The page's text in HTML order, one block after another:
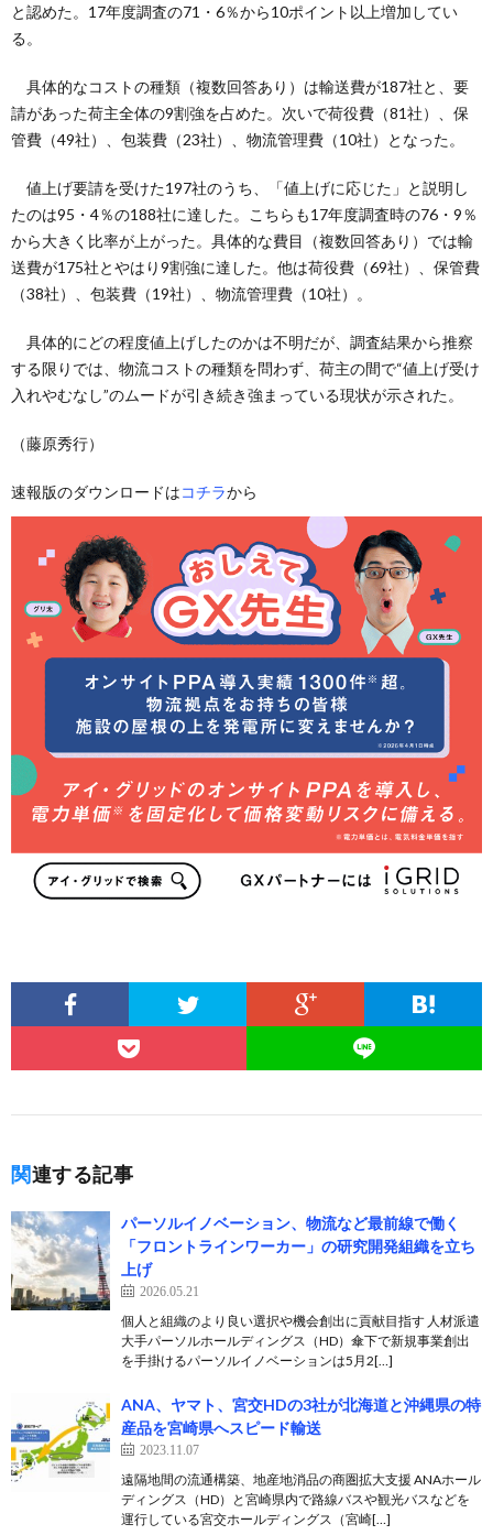
と認めた。17年度調査の71・6％から10ポイント以上増加してい
る。
具体的なコストの種類（複数回答あり）は輸送費が187社と、要
請があった荷主全体の9割強を占めた。次いで荷役費（81社）、保
管費（49社）、包装費（23社）、物流管理費（10社）となった。
値上げ要請を受けた197社のうち、「値上げに応じた」と説明し
たのは95・4％の188社に達した。こちらも17年度調査時の76・9％
から大きく比率が上がった。具体的な費目（複数回答あり）では輸
送費が175社とやはり9割強に達した。他は荷役費（69社）、保管費
（38社）、包装費（19社）、物流管理費（10社）。
具体的にどの程度値上げしたのかは不明だが、調査結果から推察
する限りでは、物流コストの種類を問わず、荷主の間で“値上げ受け
入れやむなし”のムードが引き続き強まっている現状が示された。
（藤原秀行）
速報版のダウンロードはコチラから
関連する記事
パーソルイノベーション、物流など最前線で働く
「フロントラインワーカー」の研究開発組織を立ち
上げ
2026.05.21
個人と組織のより良い選択や機会創出に貢献目指す 人材派遣
大手パーソルホールディングス（HD）傘下で新規事業創出
を手掛けるパーソルイノベーションは5月2[…]
ANA、ヤマト、宮交HDの3社が北海道と沖縄県の特
産品を宮崎県へスピード輸送
2023.11.07
遠隔地間の流通構築、地産地消品の商圏拡大支援 ANAホール
ディングス（HD）と宮崎県内で路線バスや観光バスなどを
運行している宮交ホールディングス（宮崎[…]